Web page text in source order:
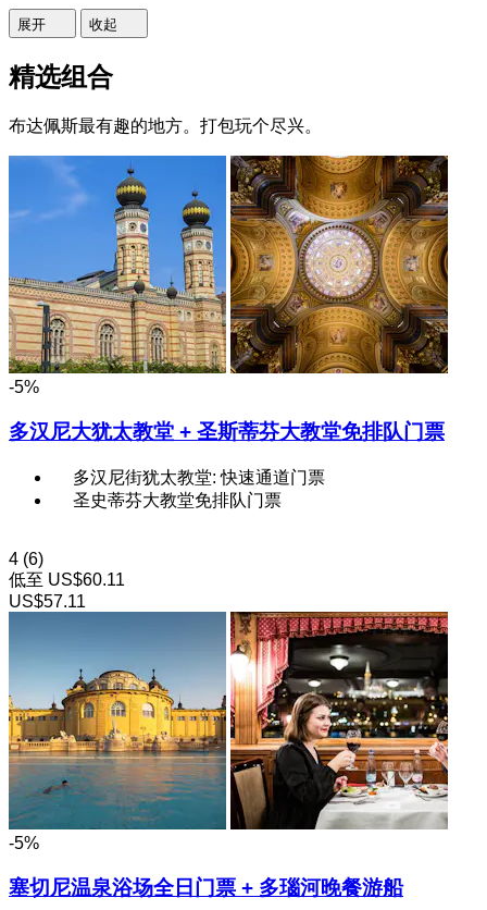
展开 收起
精选组合
布达佩斯最有趣的地方。打包玩个尽兴。
-5%
多汉尼大犹太教堂 + 圣斯蒂芬大教堂免排队门票
多汉尼街犹太教堂: 快速通道门票
圣史蒂芬大教堂免排队门票
4 (6)
低至 US$60.11
US$57.11
-5%
塞切尼温泉浴场全日门票 + 多瑙河晚餐游船